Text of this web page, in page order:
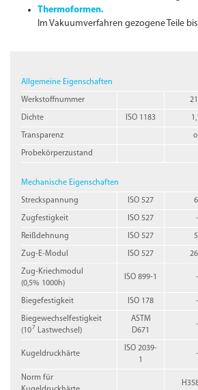
Thermoformen.
Im Vakuumverfahren gezogene Teile
Allgemeine Eigenschaften
Werkstoffnummer
Dichte ISO 1183
Transparenz
Probekörperzustand
Mechanische Eigenschaften
Streckspannung ISO 527
Zugfestigkeit ISO 527
Reißdehnung ISO 527
Zug-E-Modul ISO 527
Zug-Kriechmodul
(0,5% 1000h)
ISO 899-1
Biegefestigkeit ISO 178
Biegewechselfestigkeit
(107 Lastwechsel)
ASTM
D671
Kugeldruckhärte
ISO 2039-
1
Norm für